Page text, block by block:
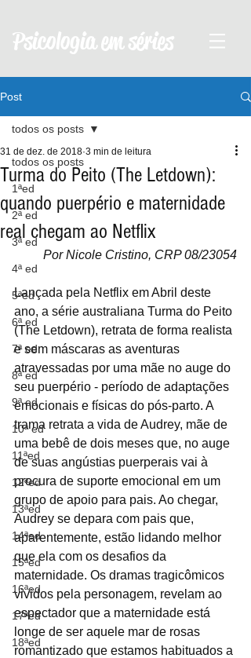
Psicologia em séries
Post
todos os posts
1ªed
2ª ed
3ª ed
4ª ed
5ªed
6ª ed
7ª ed
8ª ed
9ª ed
10ª ed
11ªed
12ªed
13ªed
14ªed
15ªed
16ªed
17ªed
18ªed
todos os posts
Turma do Peito (The Letdown):
quando puerpério e maternidade
real chegam ao Netflix
31 de dez. de 2018 3 min de leitura
Por Nicole Cristino, CRP 08/23054
Lançada pela Netflix em Abril deste
ano, a série australiana Turma do Peito
(The Letdown), retrata de forma realista
e sem máscaras as aventuras
atravessadas por uma mãe no auge do
seu puerpério - período de adaptações
emocionais e físicas do pós-parto. A
trama retrata a vida de Audrey, mãe de
uma bebê de dois meses que, no auge
de suas angústias puerperais vai à
procura de suporte emocional em um
grupo de apoio para pais. Ao chegar,
Audrey se depara com pais que,
aparentemente, estão lidando melhor
que ela com os desafios da
maternidade. Os dramas tragicômicos
vividos pela personagem, revelam ao
espectador que a maternidade está
longe de ser aquele mar de rosas
romantizado que estamos habituados a